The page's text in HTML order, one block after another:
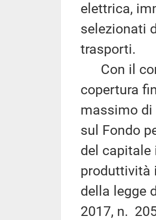
elettrica,
selezionati
trasporti.
Con il
copertura
massimo di
sul Fondo
del capitale
produttività
della legge
2017, n.